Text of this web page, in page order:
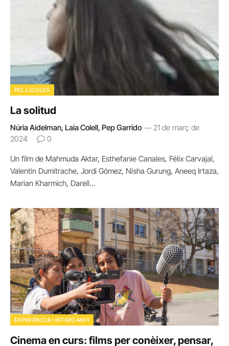
PEL.LÍCULES
La solitud
Núria Aidelman, Laia Colell, Pep Garrido
21 de març de
2024
0
Un film de Mahmuda Aktar, Esthefanie Canales, Félix Carvajal,
Valentin Dumitrache, Jordi Gómez, Nisha Gurung, Aneeq Irtaza,
Marian Kharmich, Darell…
EXPERIÈNCIA I INTERCANVI
Cinema en curs: films per conèixer, pensar,